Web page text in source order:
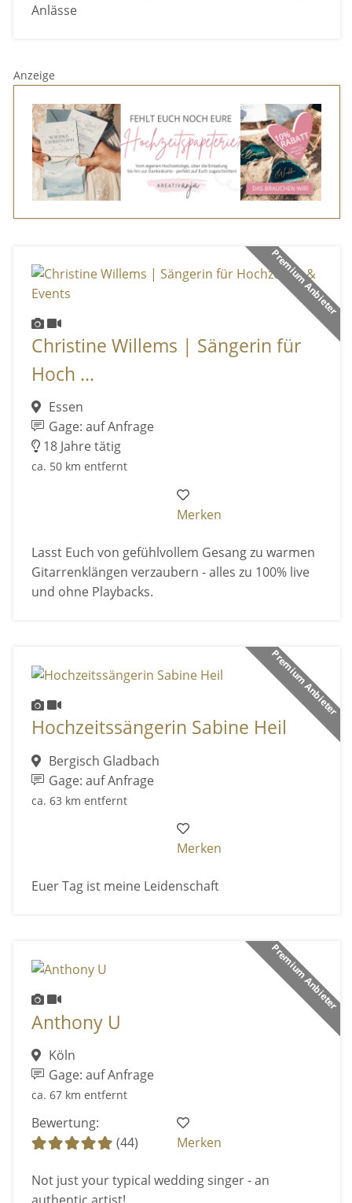
Anlässe
Anzeige
Premium Anbieter
Christine Willems | Sängerin für
Hoch ...
Essen
Gage: auf Anfrage
18 Jahre tätig
ca. 50 km entfernt
Merken
Lasst Euch von gefühlvollem Gesang zu warmen
Gitarrenklängen verzaubern - alles zu 100% live
und ohne Playbacks.
Premium Anbieter
Hochzeitssängerin Sabine Heil
Bergisch Gladbach
Gage: auf Anfrage
ca. 63 km entfernt
Merken
Euer Tag ist meine Leidenschaft
Premium Anbieter
Anthony U
Köln
Gage: auf Anfrage
ca. 67 km entfernt
Bewertung:
(44)
Merken
Not just your typical wedding singer - an